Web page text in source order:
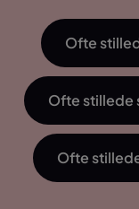
Ofte
Ofte stillede
Ofte